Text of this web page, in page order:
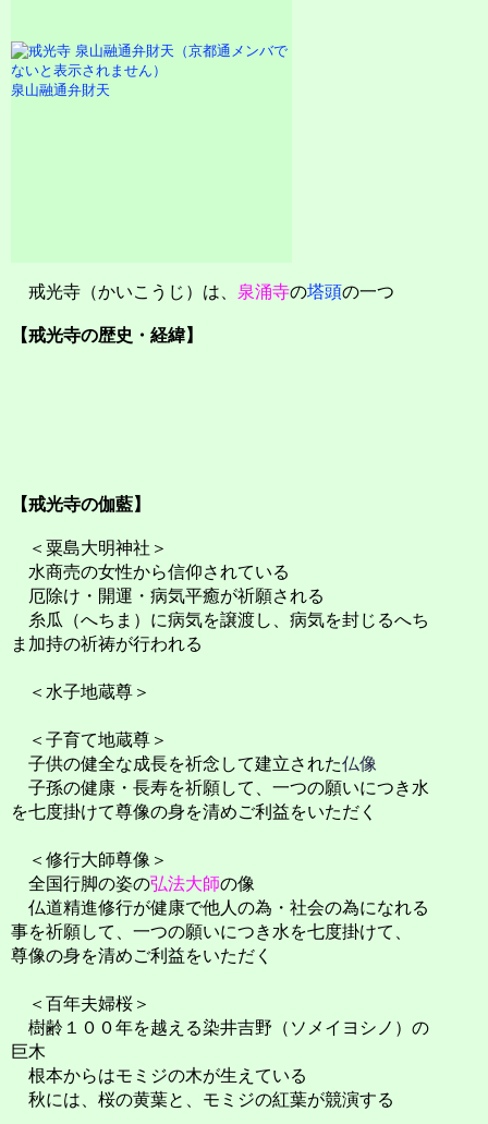
泉山融通弁財天
戒光寺（かいこうじ）は、 泉涌寺の塔頭の一つ
【戒光寺の歴史・経緯】
【戒光寺の伽藍】
＜粟島大明神社＞
水商売の女性から信仰されている
厄除け・開運・病気平癒が祈願される
糸瓜（へちま）に病気を譲渡し、病気を封じるへち
ま加持の祈祷が行われる
＜水子地蔵尊＞
＜子育て地蔵尊＞
子供の健全な成長を祈念して建立された仏像
子孫の健康・長寿を祈願して、一つの願いにつき水
を七度掛けて尊像の身を清めご利益をいただく
＜修行大師尊像＞
全国行脚の姿の弘法大師の像
仏道精進修行が健康で他人の為・社会の為になれる
事を祈願して、一つの願いにつき水を七度掛けて、
尊像の身を清めご利益をいただく
＜百年夫婦桜＞
樹齢１００年を越える染井吉野（ソメイヨシノ）の
巨木
根本からはモミジの木が生えている
秋には、桜の黄葉と、モミジの紅葉が競演する